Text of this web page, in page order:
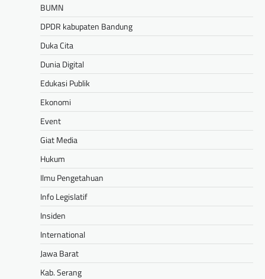
BUMN
DPDR kabupaten Bandung
Duka Cita
Dunia Digital
Edukasi Publik
Ekonomi
Event
Giat Media
Hukum
Ilmu Pengetahuan
Info Legislatif
Insiden
International
Jawa Barat
Kab. Serang